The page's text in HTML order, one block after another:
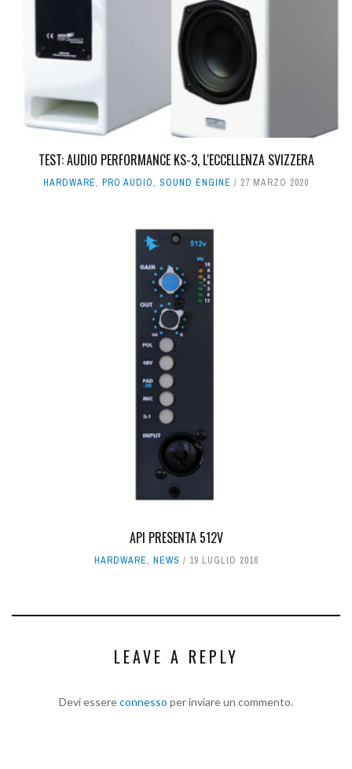
TEST: AUDIO PERFORMANCE KS-3, L'ECCELLENZA SVIZZERA
HARDWARE, PRO AUDIO, SOUND ENGINE 27 MARZO 2020
API PRESENTA 512V
HARDWARE, NEWS 19 LUGLIO 2016
LEAVE A REPLY
Devi essereconnesso per inviare un commento.